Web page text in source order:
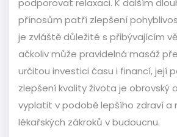
podporovat relaxaci. K dalším
přínosům patří zlepšení
je zvláště důležité s přibývajícím
ačkoliv může pravidelná masáž
určitou investici času i financí, její
zlepšení kvality života je obrovský
vyplatit v podobě lepšího zdraví a
lékařských zákroků v budoucnu.